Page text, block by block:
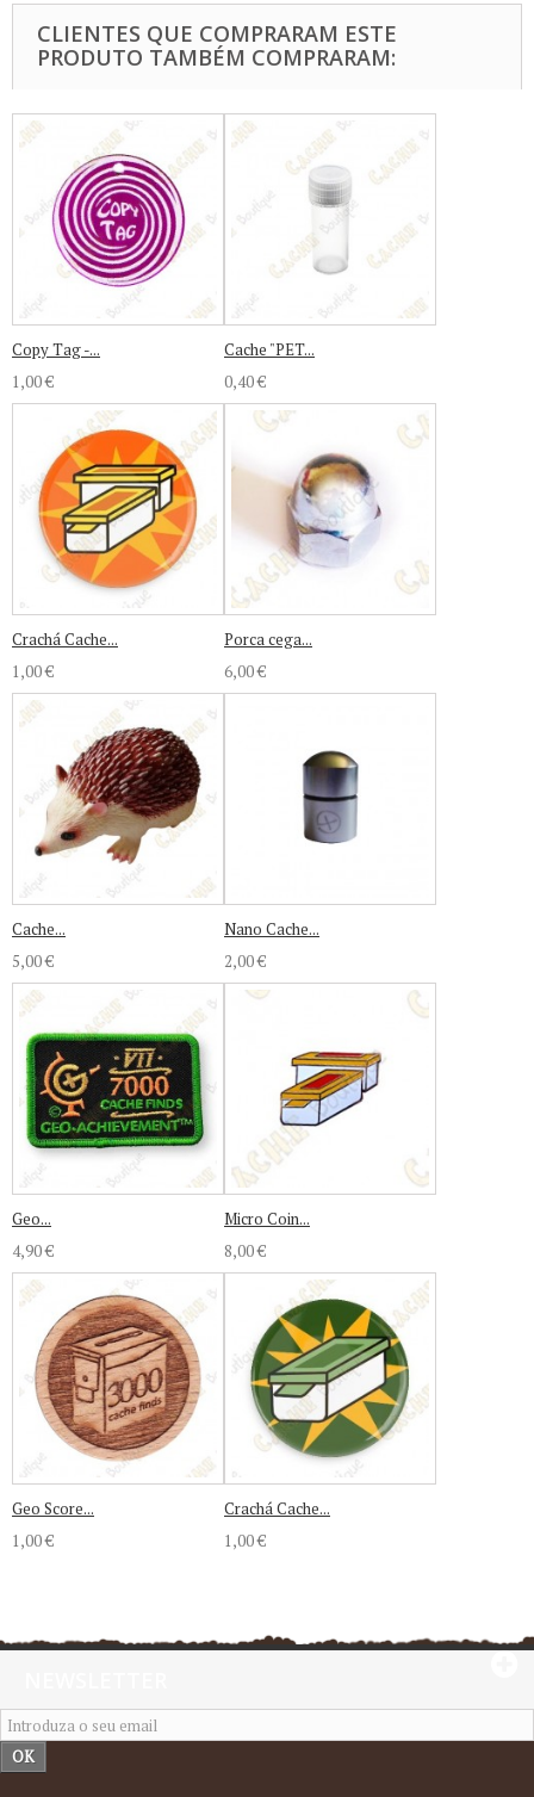
CLIENTES QUE COMPRARAM ESTE
PRODUTO TAMBÉM COMPRARAM:
Copy Tag -...
1,00 €
Cache "PET...
0,40 €
Crachá Cache...
1,00 €
Porca cega...
6,00 €
Cache...
5,00 €
Nano Cache...
2,00 €
Geo...
4,90 €
Micro Coin...
8,00 €
Geo Score...
1,00 €
Crachá Cache...
1,00 €
OK